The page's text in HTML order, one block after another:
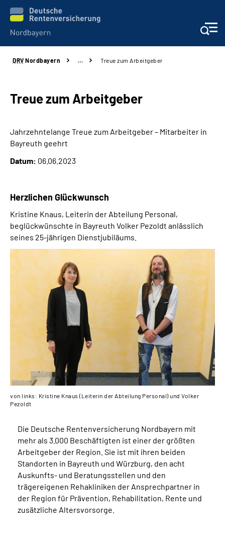
Online-Services
Services
Reha-Kliniken
Über uns
Inhalte in Gebärdensprache (DGS)
Leichte Sprache
Mein Kundenportal
DRV Nordbayern … Treue zum Arbeitgeber
Treue zum Arbeitgeber
Jahrzehntelange Treue zum Arbeitgeber – Mitarbeiter in
Bayreuth geehrt
Datum: 06.06.2023
Herzlichen Glückwunsch
Kristine Knaus, Leiterin der Abteilung Personal,
beglückwünschte in Bayreuth Volker Pezoldt anlässlich
seines 25-jährigen Dienstjubiläums.
von links: Kristine Knaus (Leiterin der Abteilung Personal) und Volker
Pezoldt
Die Deutsche Rentenversicherung Nordbayern mit
mehr als 3.000 Beschäftigten ist einer der größten
Arbeitgeber der Region. Sie ist mit ihren beiden
Standorten in Bayreuth und Würzburg, den acht
Auskunfts- und Beratungsstellen und den
trägereigenen Rehakliniken der Ansprechpartner in
der Region für Prävention, Rehabilitation, Rente und
zusätzliche Altersvorsorge.